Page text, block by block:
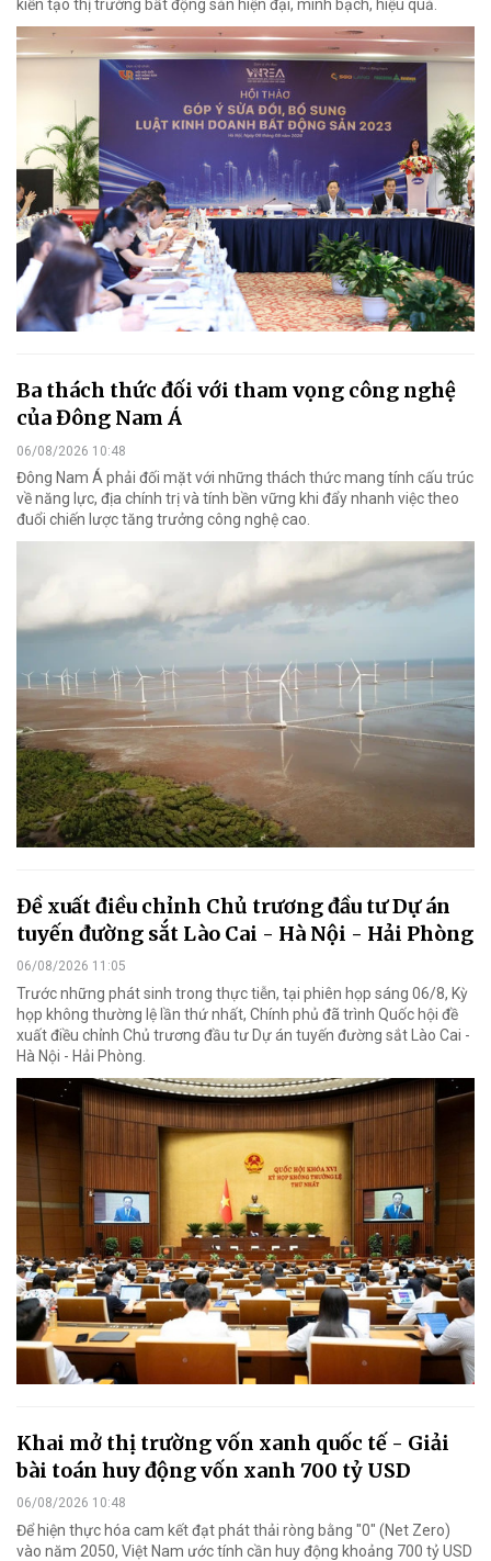
kiến tạo thị trường bất động sản hiện đại, minh bạch, hiệu quả.
Ba thách thức đối với tham vọng công nghệ
của Đông Nam Á
06/08/2026 10:48
Đông Nam Á phải đối mặt với những thách thức mang tính cấu trúc
về năng lực, địa chính trị và tính bền vững khi đẩy nhanh việc theo
đuổi chiến lược tăng trưởng công nghệ cao.
Đề xuất điều chỉnh Chủ trương đầu tư Dự án
tuyến đường sắt Lào Cai - Hà Nội - Hải Phòng
06/08/2026 11:05
Trước những phát sinh trong thực tiễn, tại phiên họp sáng 06/8, Kỳ
họp không thường lệ lần thứ nhất, Chính phủ đã trình Quốc hội đề
xuất điều chỉnh Chủ trương đầu tư Dự án tuyến đường sắt Lào Cai -
Hà Nội - Hải Phòng.
Khai mở thị trường vốn xanh quốc tế - Giải
bài toán huy động vốn xanh 700 tỷ USD
06/08/2026 10:48
Để hiện thực hóa cam kết đạt phát thải ròng bằng "0" (Net Zero)
vào năm 2050, Việt Nam ước tính cần huy động khoảng 700 tỷ USD